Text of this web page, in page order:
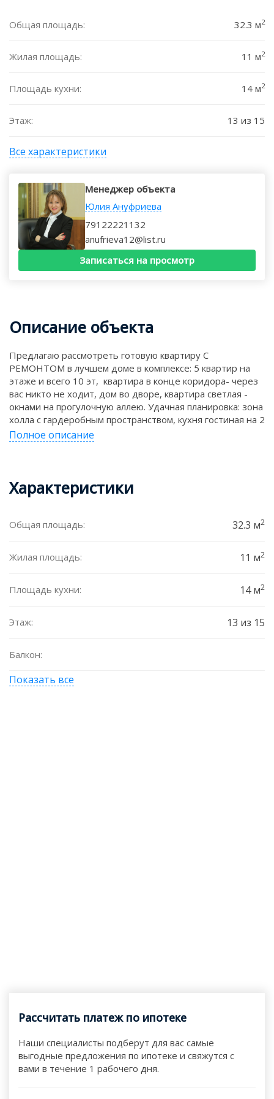
Общая площадь: 32.3 м2
Жилая площадь: 11 м2
Площадь кухни: 14 м2
Этаж: 13 из 15
Все характеристики
Менеджер объекта
Юлия Ануфриева
79122221132
anufrieva12@list.ru
Записаться на просмотр
Описание объекта
Предлагаю рассмотреть готовую квартиру С
РЕМОНТОМ в лучшем доме в комплексе: 5 квартир на
этаже и всего 10 эт, квартира в конце коридора- через
вас никто не ходит, дом во дворе, квартира светлая -
окнами на прогулочную аллею. Удачная планировка: зона
холла с гардеробным пространством, кухня гостиная на 2
окна и хорошая отдельная комната на 2 окна. Локация: в
7 мин ходьбы школа 7 , Корифей, чуть подальше
Лесопарк для прогулок по сосновому бору,т сад УрФУ.
ОстАвт 65,64,56,74. Собственность единоличная(
готов.
Полное описание
Характеристики
Общая площадь: 32.3 м2
Жилая площадь: 11 м2
Площадь кухни: 14 м2
Этаж: 13 из 15
Балкон:
Показать все
Рассчитать платеж по ипотеке
Наши специалисты подберут для вас самые
выгодные предложения по ипотеке и свяжутся с
вами в течение 1 рабочего дня.